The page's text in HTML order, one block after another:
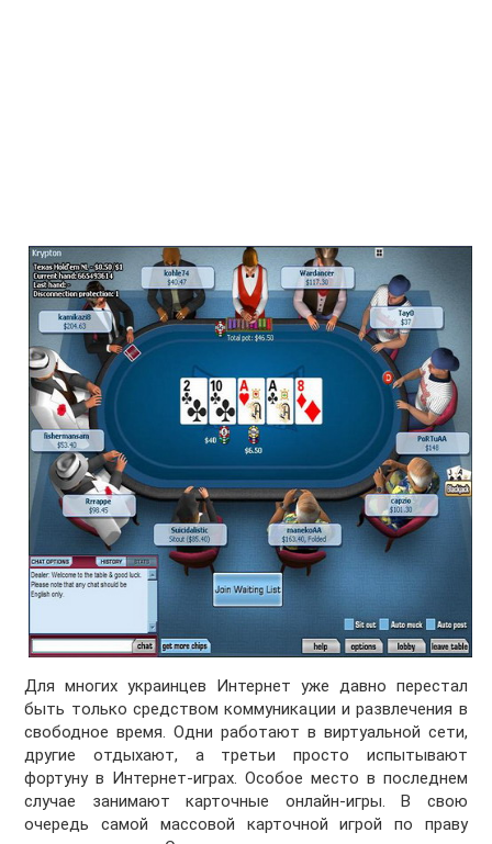
Для многих украинцев Интернет уже давно перестал
быть только средством коммуникации и развлечения в
свободное время. Одни работают в виртуальной сети,
другие отдыхают, а третьи просто испытывают
фортуну в Интернет-играх. Особое место в последнем
случае занимают карточные онлайн-игры. В свою
очередь самой массовой карточной игрой по праву